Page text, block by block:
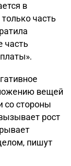
в
часть
часть
вещей
со стороны
рост
пишут